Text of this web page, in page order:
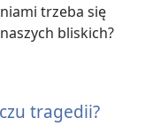
trzeba się
bliskich?
tragedii?